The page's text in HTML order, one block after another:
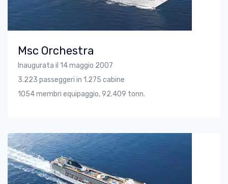
Msc Orchestra
Inaugurata il 14 maggio 2007
3.223 passeggeri in 1.275 cabine
1054 membri equipaggio, 92.409 tonn.